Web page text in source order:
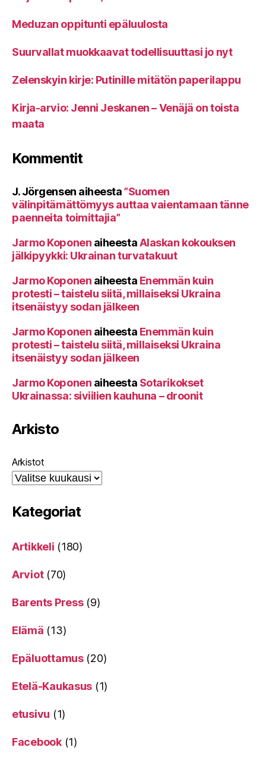
Meduzan oppitunti epäluulosta
Suurvallat muokkaavat todellisuuttasi jo nyt
Zelenskyin kirje: Putinille mitätön paperilappu
Kirja-arvio: Jenni Jeskanen – Venäjä on toista
maata
Kommentit
J. Jörgensen aiheesta”Suomen
välinpitämättömyys auttaa vaientamaan tänne
paenneita toimittajia”
Jarmo Koponen aiheestaAlaskan kokouksen
jälkipyykki: Ukrainan turvatakuut
Jarmo Koponen aiheesta Enemmän kuin
protesti – taistelu siitä, millaiseksi Ukraina
itsenäistyy sodan jälkeen
Jarmo Koponen aiheesta Enemmän kuin
protesti – taistelu siitä, millaiseksi Ukraina
itsenäistyy sodan jälkeen
Jarmo Koponen aiheesta Sotarikokset
Ukrainassa: siviilien kauhuna – droonit
Arkisto
Arkistot
Kategoriat
Artikkeli (180)
Arviot(70)
Barents Press(9)
Elämä (13)
Epäluottamus(20)
Etelä-Kaukasus (1)
etusivu (1)
Facebook(1)